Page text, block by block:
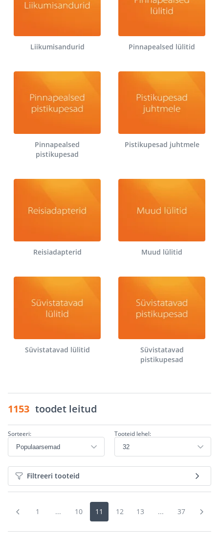
Liikumisandurid Pinnapealsed lülitid
Pinnapealsed
pistikupesad
Pistikupesad juhtmele
Reisiadapterid Muud lülitid
Süvistatavad lülitid
Süvistatavad
pistikupesad
1153 toodet leitud
Sorteeri: Tooteid lehel:
Filtreeri tooteid
1 ... 10 11 12 13 ... 37